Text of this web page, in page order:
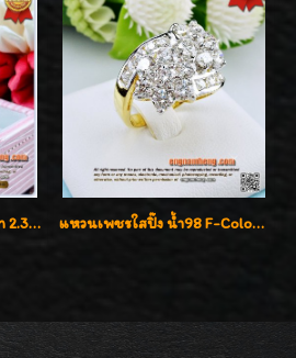
แหวนเพชรแท้ เบลเยี่ยมคัท 2.39 กะรัต น้ำ 98 F-Color/VVS ดีไซน์หน้ากว้างหรูเต็มนิ้ว แหวนเพชรใสปิ๊ง น้ำ98 F-Color/VVS1 น้ำหนักเพชรรวม 2.56 กะรัต ใส่เต็มนิ้วเพชรเป็นน้ำเป็นเนื้อสวยมากๆค่ะ